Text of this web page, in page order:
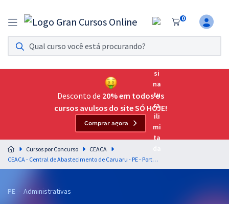
0
Assinatura Ilimitada 11
Acesso a todos os cursos. Teste grátis por 7 dias!
Assinatura OAB Até Passar
Acesso ilimitado a toda preparação para o Exame da
Residências Multiprofissionais
Preparação completa e intensiva para as principais
residências em saúde do Brasil
Desconto de 20% em todos os
cursos avulsos do site SÓ HOJE!
Comprar agora
Cursos por Concurso
CEACA
CEACA - Central de Abastecimento de Caruaru - PE - Português para o cargo de Auxiliar de Serviços Administrativos com os Professores Letícia Bastos e Wagner Sousa
PE - Administrativas